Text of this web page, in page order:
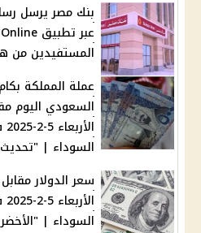
بنك مصر يرسل
المستفيدين من
عملة المملكة
السعودي اليوم
السوداء |
سعر الدولار
السوداء |